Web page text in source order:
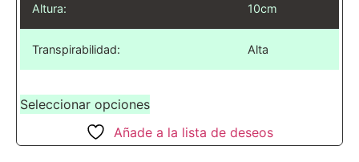
Altura: 10cm
Transpirabilidad: Alta
Seleccionar opciones
Añade a la lista de deseos